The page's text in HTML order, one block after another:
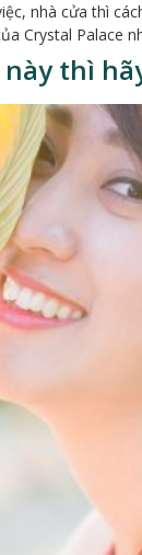
nhà cửa thì
Crystal Palace
thì